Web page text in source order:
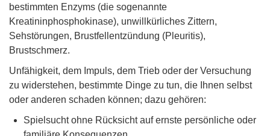
bestimmten Enzyms (die sogenannte
Kreatininphosphokinase), unwillkürliches Zittern,
Sehstörungen, Brustfellentzündung (Pleuritis),
Brustschmerz.
Unfähigkeit, dem Impuls, dem Trieb oder der Versuchung
zu widerstehen, bestimmte Dinge zu tun, die Ihnen selbst
oder anderen schaden können; dazu gehören:
Spielsucht ohne Rücksicht auf ernste persönliche oder